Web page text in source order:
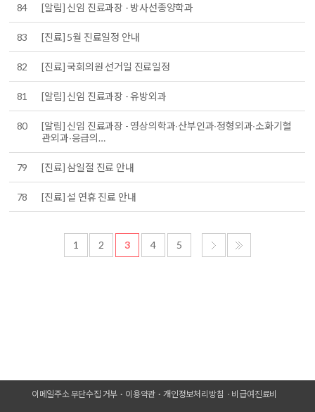
84 [알림] 신임 진료과장 - 방사선종양학과
83 [진료] 5월 진료일정 안내
82 [진료] 국회의원 선거일 진료일정
81 [알림] 신임 진료과장 - 유방외과
80
[알림] 신임 진료과장 - 영상의학과∙산부인과∙정형외과∙소화기혈
관외과∙응급의…
79 [진료] 삼일절 진료 안내
78 [진료] 설 연휴 진료 안내
1 2 3 4 5
이메일주소 무단수집 거부 이용약관 개인정보처리방침 비급여진료비